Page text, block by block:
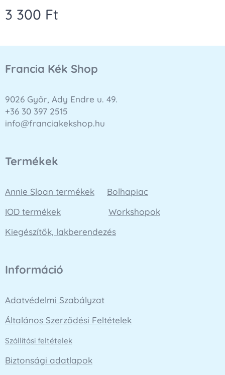
3 300 Ft
Francia Kék Shop
9026 Győr, Ady Endre u. 49.
+36 30 397 2515
info@franciakekshop.hu
Termékek
Annie Sloan termékek
Bolhapiac
IOD termékek
Workshopok
Kiegészítők, lakberendezés
Információ
Adatvédelmi Szabályzat
Általános Szerződési Feltételek
Szállítási feltételek
Biztonsági adatlapok